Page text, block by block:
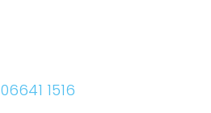
06641 1516